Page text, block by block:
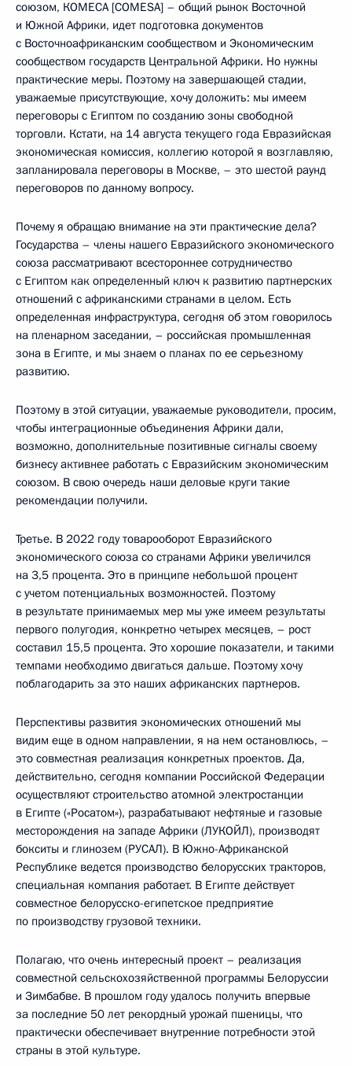
союзом, КОМЕСА [COMESA] – общий рынок Восточной
и Южной Африки, идет подготовка документов
с Восточноафриканским сообществом и Экономическим
сообществом государств Центральной Африки. Но нужны
практические меры. Поэтому на завершающей стадии,
уважаемые присутствующие, хочу доложить: мы имеем
переговоры с Египтом по созданию зоны свободной
торговли. Кстати, на 14 августа текущего года Евразийская
экономическая комиссия, коллегию которой я возглавляю,
запланировала переговоры в Москве, – это шестой раунд
переговоров по данному вопросу.
Почему я обращаю внимание на эти практические дела?
Государства – члены нашего Евразийского экономического
союза рассматривают всестороннее сотрудничество
с Египтом как определенный ключ к развитию партнерских
отношений с африканскими странами в целом. Есть
определенная инфраструктура, сегодня об этом говорилось
на пленарном заседании, – российская промышленная
зона в Египте, и мы знаем о планах по ее серьезному
развитию.
Поэтому в этой ситуации, уважаемые руководители, просим,
чтобы интеграционные объединения Африки дали,
возможно, дополнительные позитивные сигналы своему
бизнесу активнее работать с Евразийским экономическим
союзом. В свою очередь наши деловые круги такие
рекомендации получили.
Третье. В 2022 году товарооборот Евразийского
экономического союза со странами Африки увеличился
на 3,5 процента. Это в принципе небольшой процент
с учетом потенциальных возможностей. Поэтому
в результате принимаемых мер мы уже имеем результаты
первого полугодия, конкретно четырех месяцев, – рост
составил 15,5 процента. Это хорошие показатели, и такими
темпами необходимо двигаться дальше. Поэтому хочу
поблагодарить за это наших африканских партнеров.
Перспективы развития экономических отношений мы
видим еще в одном направлении, я на нем остановлюсь, –
это совместная реализация конкретных проектов. Да,
действительно, сегодня компании Российской Федерации
осуществляют строительство атомной электростанции
в Египте («Росатом»), разрабатывают нефтяные и газовые
месторождения на западе Африки (ЛУКОЙЛ), производят
бокситы и глинозем (РУСАЛ). В Южно-Африканской
Республике ведется производство белорусских тракторов,
специальная компания работает. В Египте действует
совместное белорусско-египетское предприятие
по производству грузовой техники.
Полагаю, что очень интересный проект – реализация
совместной сельскохозяйственной программы Белоруссии
и Зимбабве. В прошлом году удалось получить впервые
за последние 50 лет рекордный урожай пшеницы, что
практически обеспечивает внутренние потребности этой
страны в этой культуре.